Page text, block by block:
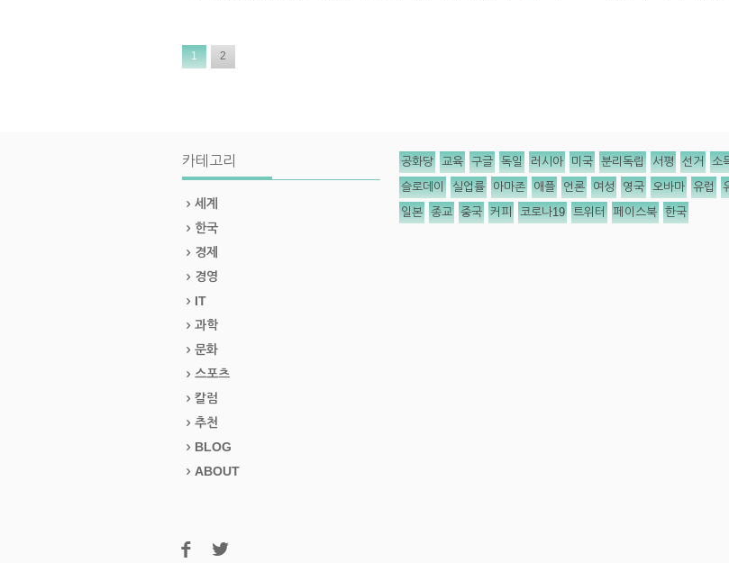
1 2
카테고리
세계
한국
경제
경영
IT
과학
문화
스포츠
칼럼
추천
BLOG
ABOUT
공화당 교육 구글 독일 러시아 미국 분리독립 서평 선거 소
슬로데이 실업률 아마존 애플 언론 여성 영국 오바마 유럽
일본 종교 중국 커피 코로나19 트위터 페이스북 한국